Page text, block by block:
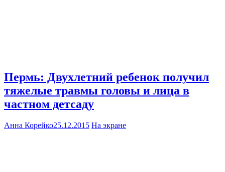
Пермь: Двухлетний ребенок получил
тяжелые травмы головы и лица в
частном детсаду
Анна Корейко25.12.2015 На экране